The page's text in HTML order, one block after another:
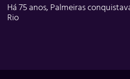
Há 75 anos, Palmeiras
Rio